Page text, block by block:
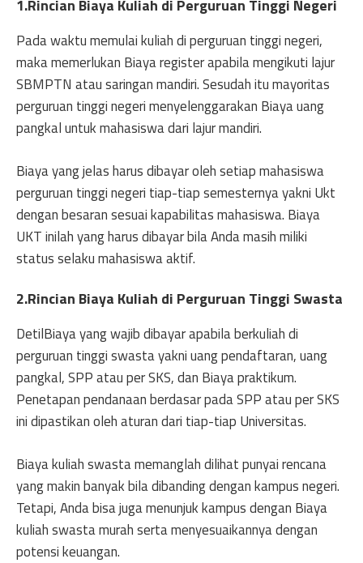
1.Rincian Biaya Kuliah di Perguruan Tinggi Negeri
Pada waktu memulai kuliah di perguruan tinggi negeri,
maka memerlukan Biaya register apabila mengikuti lajur
SBMPTN atau saringan mandiri. Sesudah itu mayoritas
perguruan tinggi negeri menyelenggarakan Biaya uang
pangkal untuk mahasiswa dari lajur mandiri.
Biaya yang jelas harus dibayar oleh setiap mahasiswa
perguruan tinggi negeri tiap-tiap semesternya yakni Ukt
dengan besaran sesuai kapabilitas mahasiswa. Biaya
UKT inilah yang harus dibayar bila Anda masih miliki
status selaku mahasiswa aktif.
2.Rincian Biaya Kuliah di Perguruan Tinggi Swasta
DetilBiaya yang wajib dibayar apabila berkuliah di
perguruan tinggi swasta yakni uang pendaftaran, uang
pangkal, SPP atau per SKS, dan Biaya praktikum.
Penetapan pendanaan berdasar pada SPP atau per SKS
ini dipastikan oleh aturan dari tiap-tiap Universitas.
Biaya kuliah swasta memanglah dilihat punyai rencana
yang makin banyak bila dibanding dengan kampus negeri.
Tetapi, Anda bisa juga menunjuk kampus dengan Biaya
kuliah swasta murah serta menyesuaikannya dengan
potensi keuangan.